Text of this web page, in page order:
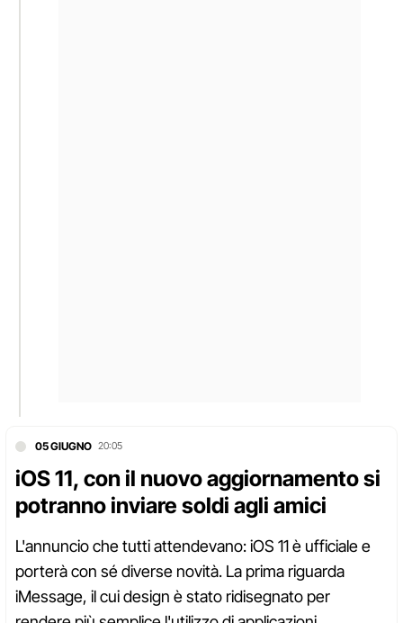
05 GIUGNO 20:05
iOS 11, con il nuovo aggiornamento si
potranno inviare soldi agli amici
L'annuncio che tutti attendevano: iOS 11 è ufficiale e
porterà con sé diverse novità. La prima riguarda
iMessage, il cui design è stato ridisegnato per